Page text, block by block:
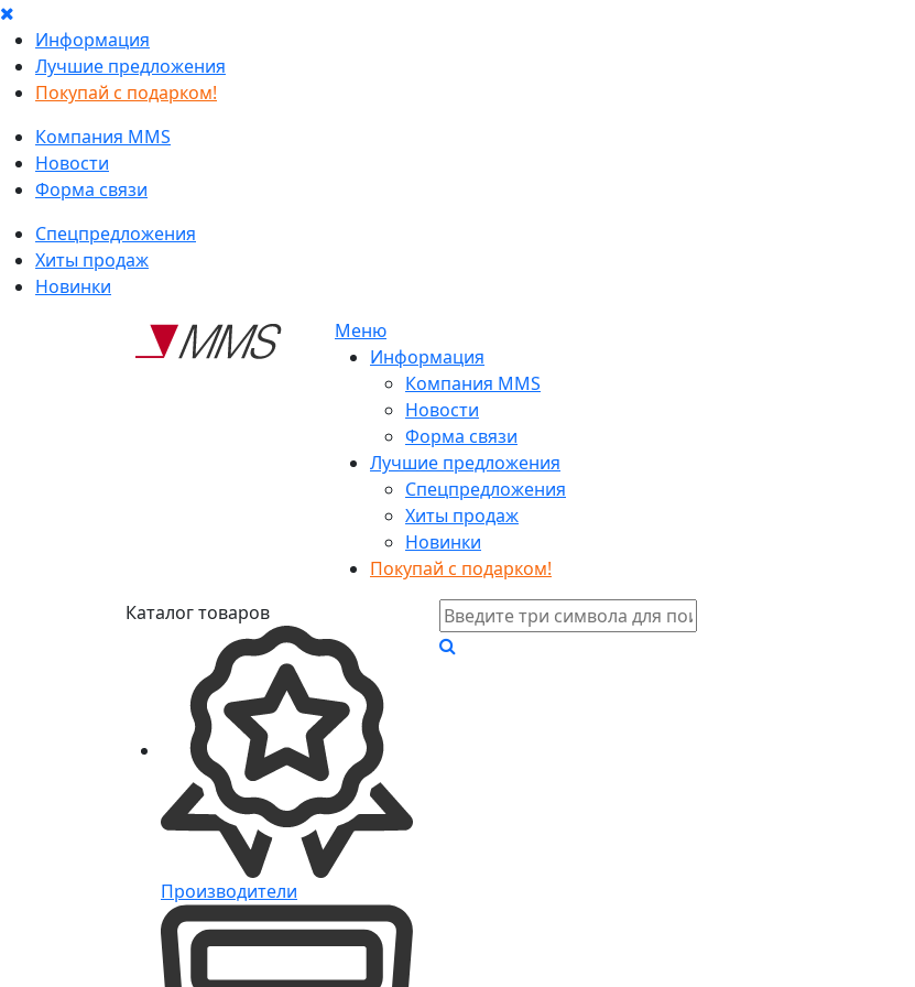
Информация
Лучшие предложения
Покупай с подарком!
Компания MMS
Новости
Форма связи
Спецпредложения
Хиты продаж
Новинки
Меню
Информация
Компания MMS
Новости
Форма связи
Лучшие предложения
Спецпредложения
Хиты продаж
Новинки
Покупай с подарком!
Каталог товаров
Производители